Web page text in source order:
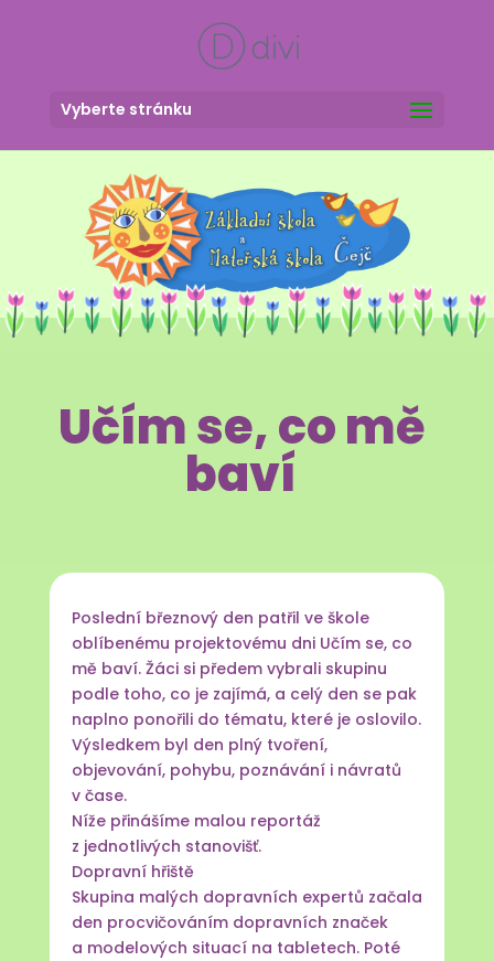
Vyberte stránku
Učím se, co mě
baví
Poslední březnový den patřil ve škole
oblíbenému projektovému dni Učím se, co
mě baví. Žáci si předem vybrali skupinu
podle toho, co je zajímá, a celý den se pak
naplno ponořili do tématu, které je oslovilo.
Výsledkem byl den plný tvoření,
objevování, pohybu, poznávání i návratů
v čase.
Níže přinášíme malou reportáž
z jednotlivých stanovišť.
Dopravní hřiště
Skupina malých dopravních expertů začala
den procvičováním dopravních značek
a modelových situací na tabletech. Poté